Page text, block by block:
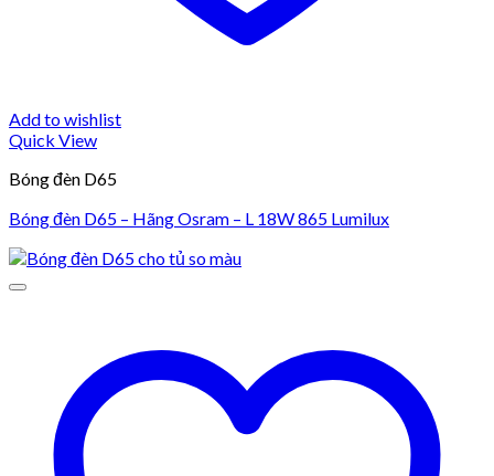
Add to wishlist
Quick View
Bóng đèn D65
Bóng đèn D65 – Hãng Osram – L 18W 865 Lumilux